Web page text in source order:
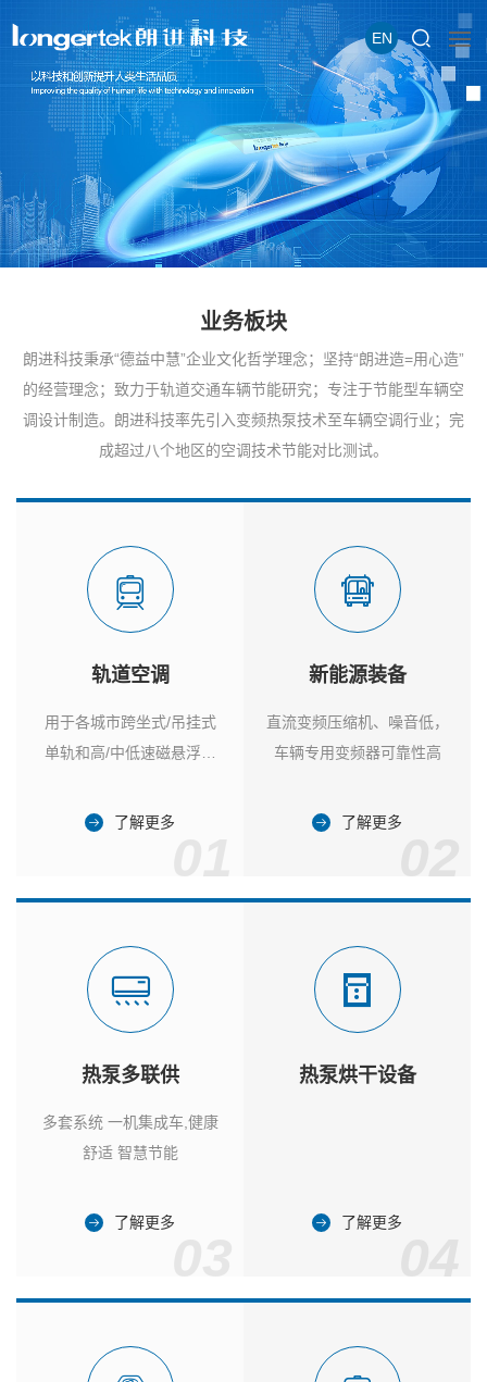
EN
业务板块
朗进科技秉承“德益中慧”企业文化哲学理念；坚持“朗进造=用心造”
的经营理念；致力于轨道交通车辆节能研究；专注于节能型车辆空
调设计制造。朗进科技率先引入变频热泵技术至车辆空调行业；完
成超过八个地区的空调技术节能对比测试。
轨道空调
用于各城市跨坐式/吊挂式
单轨和高/中低速磁悬浮列
了解更多
新能源装备
直流变频压缩机、噪音低，
车辆专用变频器可靠性高
了解更多
热泵多联供
多套系统 一机集成车,健康
舒适 智慧节能
了解更多
热泵烘干设备
了解更多